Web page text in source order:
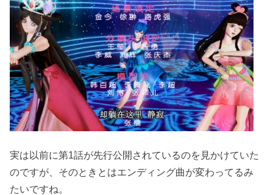
実は以前に第1話が先行公開されているのを見かけていた
のですが、そのときとはエンディング曲が変わってるみ
たいですね。